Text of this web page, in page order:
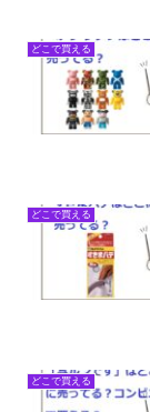
どこで買える
どこで買える
どこで買える